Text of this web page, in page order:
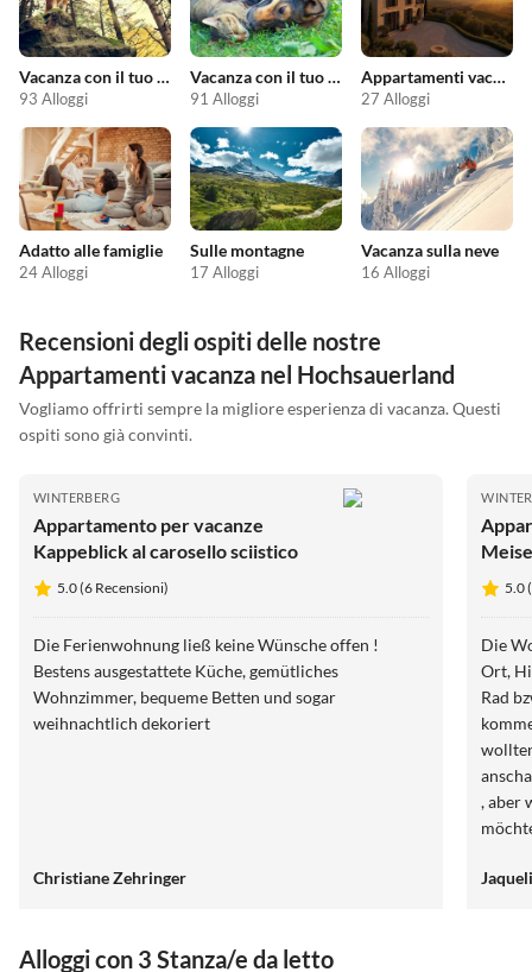
Vacanza con il tuo cane
93 Alloggi
Vacanza con il tuo animale domestico
91 Alloggi
Appartamenti vacanze economici
27 Alloggi
Adatto alle famiglie
24 Alloggi
Sulle montagne
17 Alloggi
Vacanza sulla neve
16 Alloggi
Recensioni degli ospiti delle nostre
Appartamenti vacanza nel Hochsauerland
Vogliamo offrirti sempre la migliore esperienza di vacanza. Questi
ospiti sono già convinti.
WINTERBERG
Appartamento per vacanze
Kappeblick al carosello sciistico
5.0 (6 Recensioni)
Die Ferienwohnung ließ keine Wünsche offen !
Bestens ausgestattete Küche, gemütliches
Wohnzimmer, bequeme Betten und sogar
weihnachtlich dekoriert
Christiane Zehringer
5.0
Die
Ort,
Rad
, aber
man
Alloggi con 3 Stanza/e da letto